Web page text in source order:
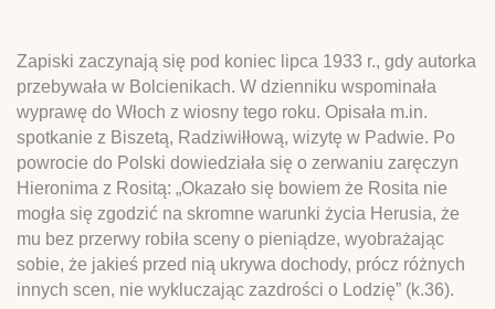
Zapiski zaczynają się pod koniec lipca 1933 r., gdy autorka
przebywała w Bolcienikach. W dzienniku wspominała
wyprawę do Włoch z wiosny tego roku. Opisała m.in.
spotkanie z Biszetą, Radziwiłłową, wizytę w Padwie. Po
powrocie do Polski dowiedziała się o zerwaniu zaręczyn
Hieronima z Rositą: „Okazało się bowiem że Rosita nie
mogła się zgodzić na skromne warunki życia Herusia, że
mu bez przerwy robiła sceny o pieniądze, wyobrażając
sobie, że jakieś przed nią ukrywa dochody, prócz różnych
innych scen, nie wykluczając zazdrości o Lodzię” (k.36).